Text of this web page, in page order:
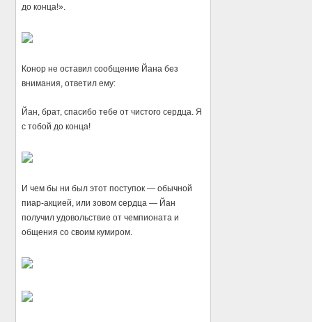
до конца!».
Конор не оставил сообщение Йана без
внимания, ответил ему:
Йан, брат, спасибо тебе от чистого сердца. Я
с тобой до конца!
И чем бы ни был этот поступок — обычной
пиар-акцией, или зовом сердца — Йан
получил удовольствие от чемпионата и
общения со своим кумиром.